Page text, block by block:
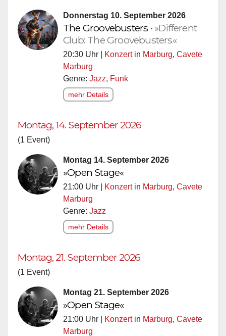
Donnerstag 10. September 2026
The Groovebusters • »Different
Club: The Groovebusters«
20:30 Uhr | Konzertin Marburg, Cavete
Marburg
Genre: Jazz, Funk
mehr Details
Montag, 14. September 2026
(1 Event)
Montag 14. September 2026
»Open Stage«
21:00 Uhr | Konzertin Marburg, Cavete
Marburg
Genre: Jazz
mehr Details
Montag, 21. September 2026
(1 Event)
Montag 21. September 2026
»Open Stage«
21:00 Uhr | Konzertin Marburg, Cavete
Marburg